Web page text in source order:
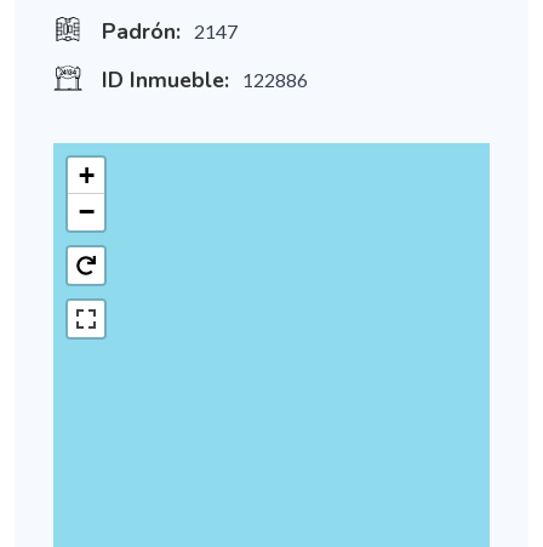
Padrón: 2147
ID Inmueble: 122886
+
−